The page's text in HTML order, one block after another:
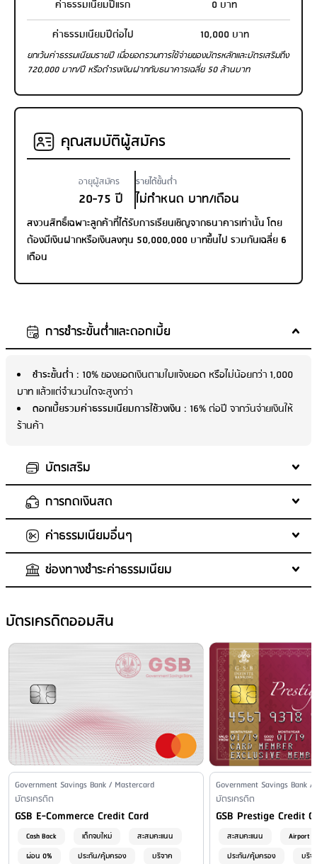
ค่าธรรมเนียมปีแรก
0 บาท
ค่าธรรมเนียมปีต่อไป
10,000 บาท
ยกเว้นค่าธรรมเนียมรายปี เมื่อยอดรวมการใช้จ่ายของบัตรหลักและบัตรเสริมถึง
720,000 บาท/ปี หรือดำรงเงินฝากกับธนาคารเฉลี่ย 50 ล้านบาท
คุณสมบัติผู้สมัคร
อายุผู้สมัคร
20-75 ปี
รายได้ขั้นต่ำ
ไม่กำหนด บาท/เดือน
สงวนสิทธิ์เฉพาะลูกค้าที่ได้รับการเรียนเชิญจากธนาคารเท่านั้น โดย
ต้องมีเงินฝากหรือเงินลงทุน 50,000,000 บาทขึ้นไป รวมกันเฉลี่ย 6
เดือน
การชำระขั้นต่ำและดอกเบี้ย
ชำระขั้นต่ำ : 10% ของยอดเงินตามใบแจ้งยอด หรือไม่น้อยกว่า 1,000
บาท แล้วแต่จำนวนใดจะสูงกว่า
ดอกเบี้ยรวมค่าธรรมเนียมการใช้วงเงิน : 16% ต่อปี จากวันจ่ายเงินให้
ร้านค้า
บัตรเสริม
อายุผู้สมัครบัตรเสริม
จำนวนบัตรเสริมสูงสุด: 4
ค่าธรรมเนียมแรกเข้า (บัตรเสริม)
ค่าธรรมเนียมปีแรก (บัตรเสริม): 0 บาท
ค่าธรรมเนียมปีต่อมา (บัตรเสริม): 0 บาท
การกดเงินสด
ค่าธรรมเนียมเบิกถอนเงินสด
เงื่อนไขการเบิกถอนเงินสด: nan
ยอดเงินที่ถอนได้: ขั้นต่ำ 1,000 บาท และ
ค่าธรรมเนียมอื่นๆ
ค่าธรรมเนียมออกบัตรใหม่: 200.00 บาท
ค่าธรรมเนียมขอใบแจ้งยอดบัญชี
ค่าธรรมเนียมขอตรวจสอบรายการ
ค่าธรรมเนียมขอสำเนาใบบันทึกการขาย: 100-200 บาท/ครั้ง
ค่าปรับกรณีชำระเป็นเช็คและเช็คถูกคืน : ไม่มีบริการ
ค่าติดตามทวงถามหนี้ : 100 บาท/งวด
ค่าธรรมเนียมการชำระภาษีอากร และค่าธรรมเนียมให้หน่วยงาน
ราชการ : ไม่เกิน 2% ของจำนวนภาษีอากรและค่าธรรมเนียมที่ชำระผ่าน
บัตรเครดิต
ช่องทางชำระค่าธรรมเนียม
ช่องทางชำระเงินที่ฟรีค่าธรรมเนียม
ของธนาคารออมสิน ดังนี้ - ชำระด้วยการหักบัญชีเงินฝากอัตโนมัติ - ชำระ
ผ่านตู้ ATM ของธนาคารออมสิน - ชำระที่เคาน์เตอร์ธนาคารออมสิน -
ผ่าน Internet Banking ธนาคารออมสิน - ผ่าน Mobile Banking ธนาคาร
ออมสิน (MyMo)
ชำระผ่านระบบ Online
: ชำระผ่าน Internet Banking ของธนาคาร
ออมสิน หรือ Mobile Banking (MyMo) ของธนาคารออมสิน ไม่มีค่า
ธรรมเนียม
ชำระโดยหักบัญชีของผู้ให้บริการ: ไม่มีค่าธรรมเนียม
ชำระโดยหักบัญชีของผู้ให้บริการอื่น: ไม่มีบริการ
ชำระที่สาขาของผู้ให้บริการ: ไม่มีค่าธรรมเนียม
ชำระที่สาขาของผู้ให้บริการอื่น
ชำระผ่านเครื่อง ATM/CDM: เขตกรุงเทพฯและปริมณฑล - ชำระเงิน
ผ่าน BigC ทุกสาขา (ไม่เกิน 49,000 บาท/รายการ) : 10 บาท/รายการ -
ชำระเงินผ่าน เทสโก้โลตัส ทุกสาขา (ไม่เกิน 49,000 บาท/รายการ) : 10
บัตรเครดิตออมสิน
Issuer Name / Credit Card Type
Government Savings Bank / Mastercard
Financial Product Type
บัตรเครดิต
Credit Card Name
GSB E-Commerce Credit Card
Cash Back เด็กจบใหม่
สะสมคะแนน
ผ่อน 0%
ประกัน/คุ้มครอง บริจาค
Issuer Name / Credit
Government Savings Bank /
Financial Product Type
บัตรเครดิต
Credit Card Name
GSB Prestige Credit
สะสมคะแนน
Airport
ประกัน/คุ้มครอง
บริจ